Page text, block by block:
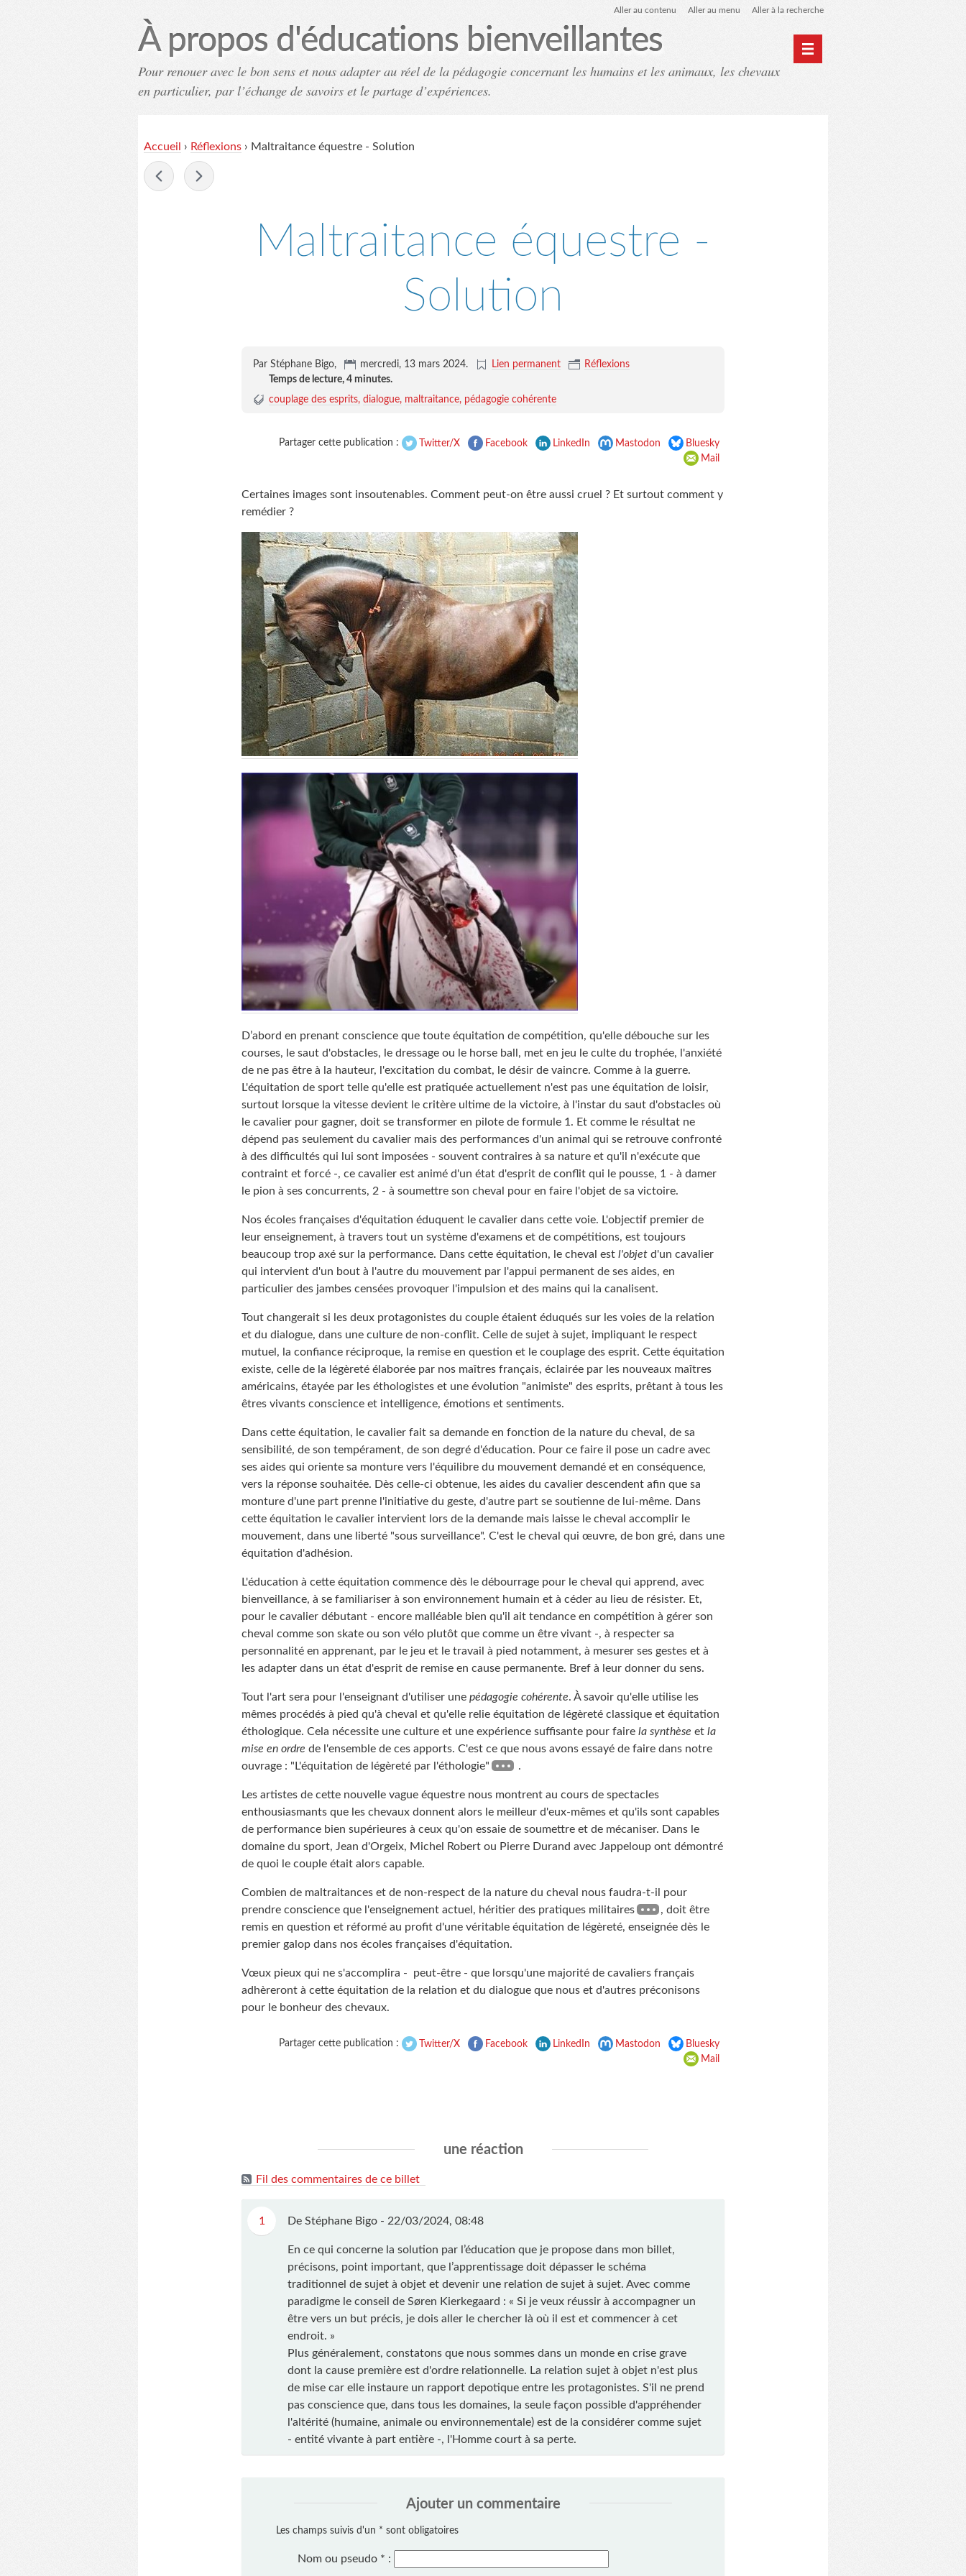
Aller au contenu Aller au menu Aller à la recherche
À propos d'éducations bienveillantes
Pour renouer avec le bon sens et nous adapter au réel de la pédagogie concernant les humains et les animaux, les chevaux
en particulier, par l’échange de savoirs et le partage d’expériences.
Accueil
› Réflexions › Maltraitance équestre - Solution
Maltraitance équestre -
Solution
Par Stéphane Bigo, mercredi, 13 mars 2024. Lien permanent
Réflexions
Temps de lecture, 4 minutes.
couplage des esprits dialogue maltraitance pédagogie cohérente
Partager cette publication : Twitter/X Facebook LinkedIn Mastodon
Bluesky
Mail
Certaines images sont insoutenables. Comment peut-on être aussi cruel ? Et surtout comment y
remédier ?
D’abord en prenant conscience que toute équitation de compétition, qu'elle débouche sur les
courses, le saut d'obstacles, le dressage ou le horse ball, met en jeu le culte du trophée, l'anxiété
de ne pas être à la hauteur, l'excitation du combat, le désir de vaincre. Comme à la guerre.
L'équitation de sport telle qu'elle est pratiquée actuellement n'est pas une équitation de loisir,
surtout lorsque la vitesse devient le critère ultime de la victoire, à l'instar du saut d'obstacles où
le cavalier pour gagner, doit se transformer en pilote de formule 1. Et comme le résultat ne
dépend pas seulement du cavalier mais des performances d'un animal qui se retrouve confronté
à des difficultés qui lui sont imposées - souvent contraires à sa nature et qu'il n'exécute que
contraint et forcé -, ce cavalier est animé d'un état d'esprit de conflit qui le pousse, 1 - à damer
le pion à ses concurrents, 2 - à soumettre son cheval pour en faire l'objet de sa victoire.
Nos écoles françaises d'équitation éduquent le cavalier dans cette voie. L'objectif premier de
leur enseignement, à travers tout un système d'examens et de compétitions, est toujours
beaucoup trop axé sur la performance. Dans cette équitation, le cheval est l'objet d'un cavalier
qui intervient d'un bout à l'autre du mouvement par l'appui permanent de ses aides, en
particulier des jambes censées provoquer l'impulsion et des mains qui la canalisent.
Tout changerait si les deux protagonistes du couple étaient éduqués sur les voies de la relation
et du dialogue, dans une culture de non-conflit. Celle de sujet à sujet, impliquant le respect
mutuel, la confiance réciproque, la remise en question et le couplage des esprit. Cette équitation
existe, celle de la légèreté élaborée par nos maîtres français, éclairée par les nouveaux maîtres
américains, étayée par les éthologistes et une évolution "animiste" des esprits, prêtant à tous les
êtres vivants conscience et intelligence, émotions et sentiments.
Dans cette équitation, le cavalier fait sa demande en fonction de la nature du cheval, de sa
sensibilité, de son tempérament, de son degré d'éducation. Pour ce faire il pose un cadre avec
ses aides qui oriente sa monture vers l'équilibre du mouvement demandé et en conséquence,
vers la réponse souhaitée. Dès celle-ci obtenue, les aides du cavalier descendent afin que sa
monture d'une part prenne l'initiative du geste, d'autre part se soutienne de lui-même. Dans
cette équitation le cavalier intervient lors de la demande mais laisse le cheval accomplir le
mouvement, dans une liberté "sous surveillance". C'est le cheval qui œuvre, de bon gré, dans une
équitation d'adhésion.
L'éducation à cette équitation commence dès le débourrage pour le cheval qui apprend, avec
bienveillance, à se familiariser à son environnement humain et à céder au lieu de résister. Et,
pour le cavalier débutant - encore malléable bien qu'il ait tendance en compétition à gérer son
cheval comme son skate ou son vélo plutôt que comme un être vivant -, à respecter sa
personnalité en apprenant, par le jeu et le travail à pied notamment, à mesurer ses gestes et à
les adapter dans un état d'esprit de remise en cause permanente. Bref à leur donner du sens.
Tout l'art sera pour l'enseignant d'utiliser une pédagogie cohérente. À savoir qu'elle utilise les
mêmes procédés à pied qu'à cheval et qu'elle relie équitation de légèreté classique et équitation
éthologique. Cela nécessite une culture et une expérience suffisante pour faire la synthèse et la
mise en ordre de l'ensemble de ces apports. C'est ce que nous avons essayé de faire dans notre
ouvrage : "L'équitation de légèreté par l'éthologie"
.
Les artistes de cette nouvelle vague équestre nous montrent au cours de spectacles
enthousiasmants que les chevaux donnent alors le meilleur d'eux-mêmes et qu'ils sont capables
de performance bien supérieures à ceux qu'on essaie de soumettre et de mécaniser. Dans le
domaine du sport, Jean d'Orgeix, Michel Robert ou Pierre Durand avec Jappeloup ont démontré
de quoi le couple était alors capable.
Combien de maltraitances et de non-respect de la nature du cheval nous faudra-t-il pour
prendre conscience que l'enseignement actuel, héritier des pratiques militaires
, doit être
remis en question et réformé au profit d'une véritable équitation de légèreté, enseignée dès le
premier galop dans nos écoles françaises d'équitation.
Vœux pieux qui ne s'accomplira - peut-être - que lorsqu'une majorité de cavaliers français
adhèreront à cette équitation de la relation et du dialogue que nous et d'autres préconisons
pour le bonheur des chevaux.
Partager cette publication : Twitter/X Facebook LinkedIn Mastodon
Bluesky
Mail
une réaction
Fil des commentaires de ce billet
1 De Stéphane Bigo - 22/03/2024, 08:48
En ce qui concerne la solution par l’éducation que je propose dans mon billet,
précisons, point important, que l’apprentissage doit dépasser le schéma
traditionnel de sujet à objet et devenir une relation de sujet à sujet. Avec comme
paradigme le conseil de Søren Kierkegaard : « Si je veux réussir à accompagner un
être vers un but précis, je dois aller le chercher là où il est et commencer à cet
endroit. »
Plus généralement, constatons que nous sommes dans un monde en crise grave
dont la cause première est d'ordre relationnelle. La relation sujet à objet n'est plus
de mise car elle instaure un rapport depotique entre les protagonistes. S'il ne prend
pas conscience que, dans tous les domaines, la seule façon possible d'appréhender
l'altérité (humaine, animale ou environnementale) est de la considérer comme sujet
- entité vivante à part entière -, l'Homme court à sa perte.
Ajouter un commentaire
Les champs suivis d'un * sont obligatoires
Nom ou pseudo * :